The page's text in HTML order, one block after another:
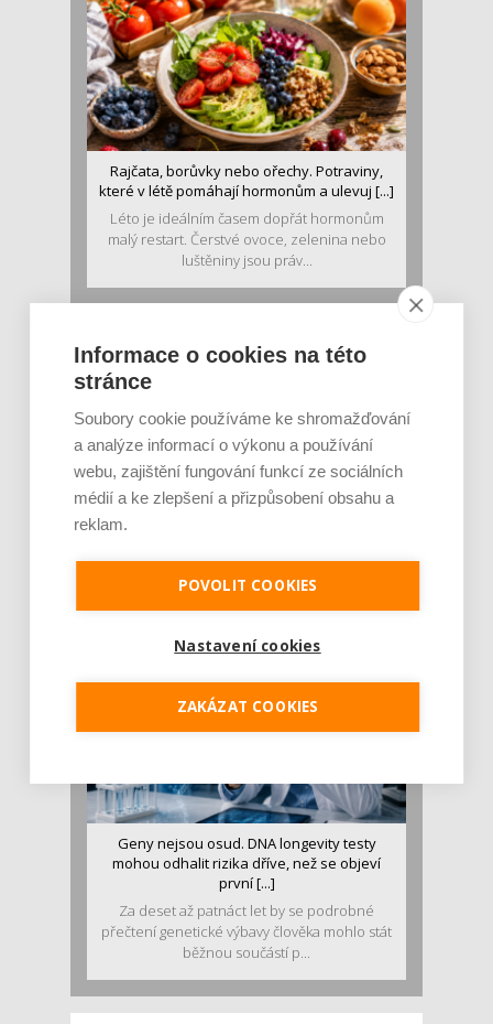
Rajčata, borůvky nebo ořechy. Potraviny,
které v létě pomáhají hormonům a ulevuj [...]
Léto je ideálním časem dopřát hormonům
malý restart. Čerstvé ovoce, zelenina nebo
luštěniny jsou práv...
Je jen pro sportovce, přiberu po něm a ve
stravě ho mám dostatek. Znáte nejčastějš [...]
v oblasti zdraví, výživy i dlouhověkosti. Přesto
se o ně...
Geny nejsou osud. DNA longevity testy
mohou odhalit rizika dříve, než se objeví
první [...]
Za deset až patnáct let by se podrobné
přečtení genetické výbavy člověka mohlo stát
běžnou součástí p...
Informace o cookies na této
stránce
Soubory cookie používáme ke shromažďování
a analýze informací o výkonu a používání
webu, zajištění fungování funkcí ze sociálních
médií a ke zlepšení a přizpůsobení obsahu a
reklam.
POVOLIT COOKIES
Nastavení cookies
ZAKÁZAT COOKIES